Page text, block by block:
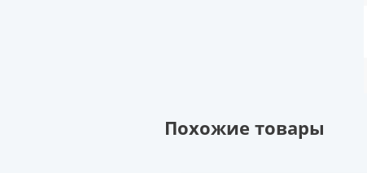
Похожие товары